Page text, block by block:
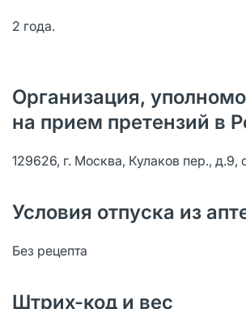
2 года.
Организация,
на прием претензий в
129626, г. Москва, Кулаков пер., д.9,
Условия отпуска из
Без рецепта
Штрих-код и вес